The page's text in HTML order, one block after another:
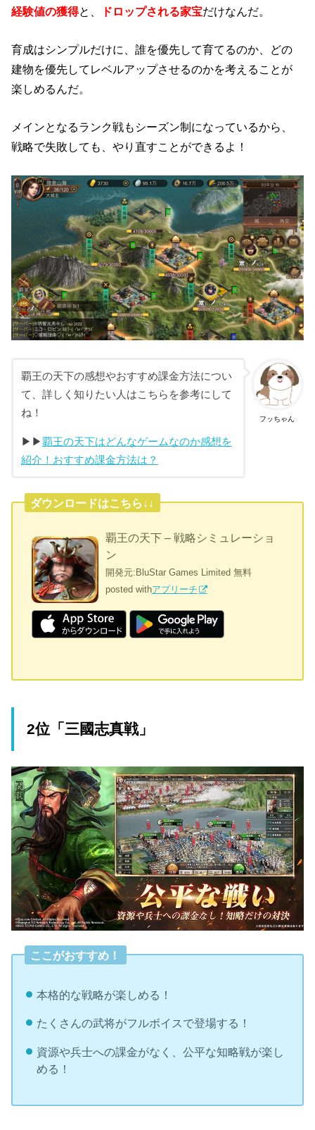
経験値の獲得と、 ドロップされる家宝だけなんだ。
育成はシンプルだけに、誰を優先して育てるのか、どの
建物を優先してレベルアップさせるのかを考えることが
楽しめるんだ。
メインとなるランク戦もシーズン制になっているから、
戦略で失敗しても、やり直すことができるよ！
フッちゃん
覇王の天下の感想やおすすめ課金方法につい
て、詳しく知りたい人はこちらを参考にして
ね！
▶︎▶︎覇王の天下はどんなゲームなのか感想を
紹介！おすすめ課金方法は？
ダウンロードはこちら↓↓
覇王の天下 – 戦略シミュレーショ
ン
開発元: BluStar Games Limited 無料
posted withアプリーチ
2位「三國志真戦」
ここがおすすめ！
本格的な戦略が楽しめる！
たくさんの武将がフルボイスで登場する！
資源や兵士への課金がなく、公平な知略戦が楽し
める！